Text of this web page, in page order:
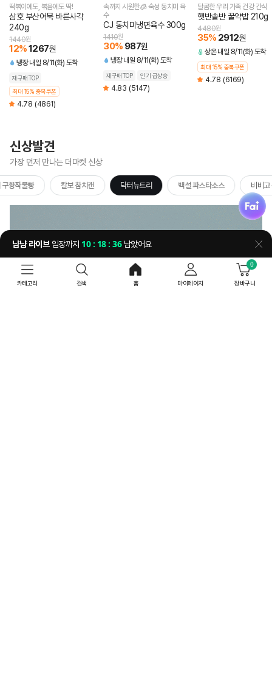
떡볶이에도, 볶음에도 딱!
삼호 부산어묵 바른사각
240g
12%1267원
1440원
냉장 내일 8/11(화) 도착
재구매TOP
최대 15% 중복쿠폰
4.78 (4861)
속까지 시원한🧊 숙성 동치미 육
수
CJ 동치미냉면육수 300g
30% 987원
1410원
냉장 내일 8/11(화) 도착
재구매TOP 인기 급상승
4.83 (5147)
달콤한 우리 가족 건강 간식
햇반솥반 꿀약밥 210g
35% 2912원
4480원
상온 내일 8/11(화) 도착
최대 15% 중복쿠폰
4.78 (6169)
신상발견
가장 먼저 만나는 더마켓 신상
구황작물빵 칼보 참치캔 닥터뉴트리 백설 파스타소스 비비
fai
냠냠 라이브입장까지 10 : 18 : 35남았어요
카테고리 검색 홈 마이페이지 장바구니
0